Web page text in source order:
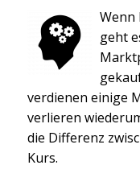
Wenn
geht
verdienen einige
verlieren
die Differenz
Kurs.